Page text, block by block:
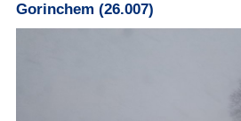
Gorinchem (26.007)